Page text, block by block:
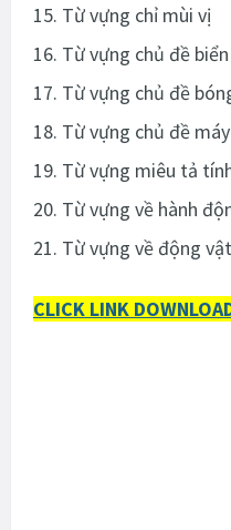
15. Từ vựng chỉ mùi vị
16. Từ vựng chủ đề
17. Từ vựng chủ đề
18. Từ vựng chủ đề
19. Từ vựng miêu tả
20. Từ vựng về hành
21. Từ vựng về động vật
CLICK LINK